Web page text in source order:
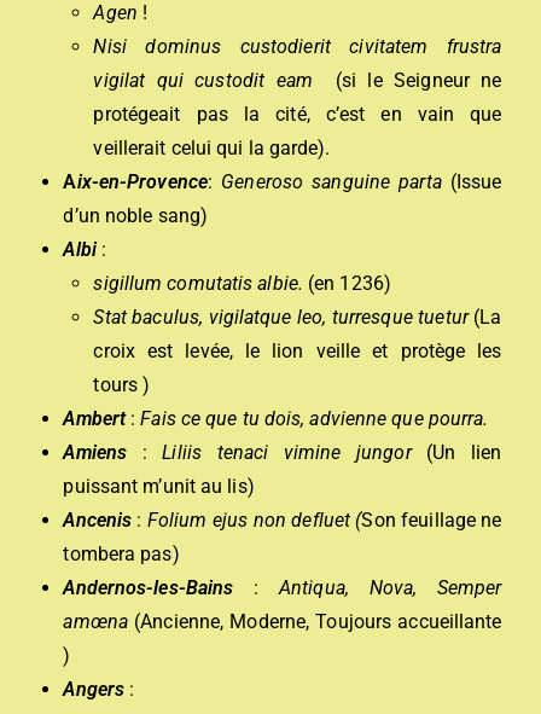
Agen !
Nisi dominus custodierit civitatem frustra
vigilat qui custodit eam
(si le Seigneur ne
protégeait pas la cité, c’est en vain que
veillerait celui qui la garde).
Aix-en-Provence: Generoso sanguine parta(Issue
d’un noble sang)
Albi :
sigillum comutatis albie. (en 1236)
Stat baculus, vigilatque leo, turresque tuetur(La
croix est levée, le lion veille et protège les
tours )
Ambert:Fais ce que tu dois, advienne que pourra.
Amiens : Liliis tenaci vimine jungor(Un lien
puissant m’unit au lis)
Ancenis : Folium ejus non defluet (Son feuillage ne
tombera pas)
Andernos-les-Bains :Antiqua, Nova, Semper
amœna(Ancienne, Moderne, Toujours accueillante
)
Angers :